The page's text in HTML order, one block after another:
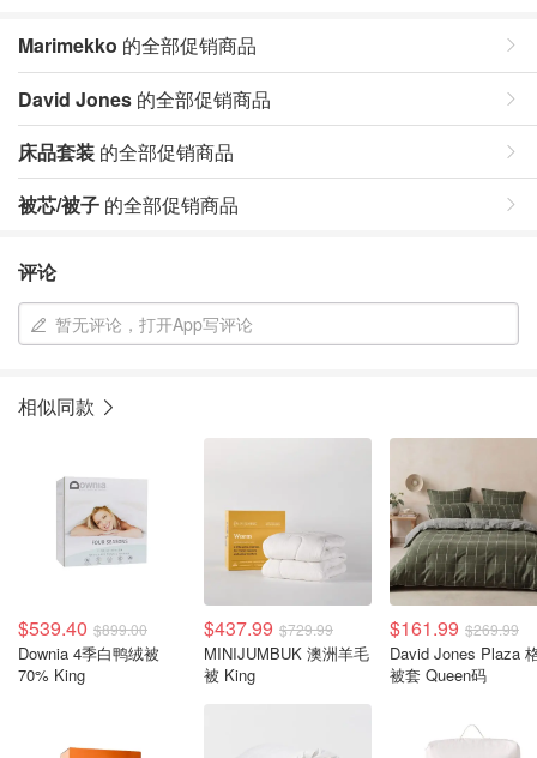
Marimekko 的全部促销商品
David Jones 的全部促销商品
床品套装 的全部促销商品
被芯/被子 的全部促销商品
评论
暂无评论，打开App写评论
相似同款
$539.40 $899.00
Downia 4季白鸭绒被
70% King
$437.99 $729.99
MINIJUMBUK 澳洲羊毛
被 King
$161.99 $269.99
David Jones Plaza 格纹
被套 Queen码